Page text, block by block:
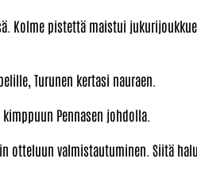
Kolme pistettä maistui
Turunen kertasi nauraen.
Pennasen johdolla.
otteluun valmistautuminen. Siitä